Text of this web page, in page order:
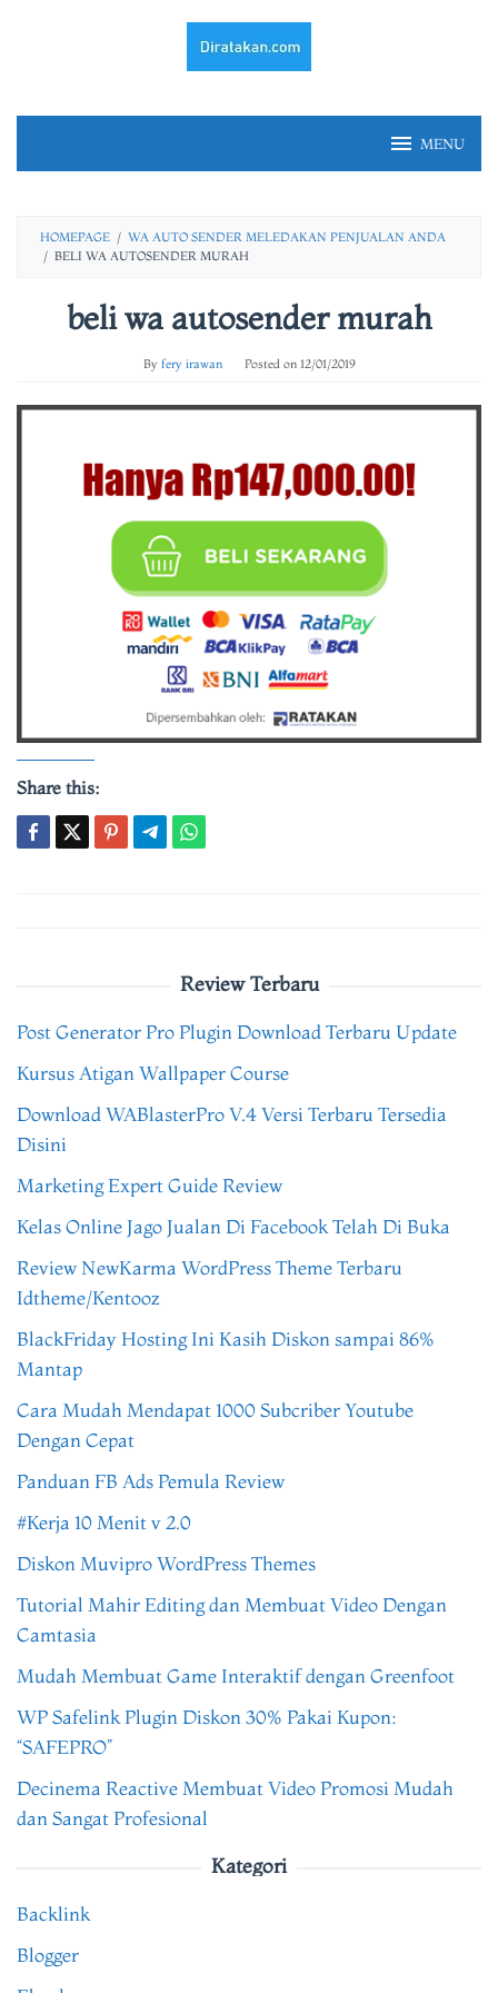
MENU
HOMEPAGE / WA AUTO SENDER MELEDAKAN PENJUALAN ANDA
/ BELI WA AUTOSENDER MURAH
beli wa autosender murah
By fery irawan Posted on 12/01/2019
Share this:
Review Terbaru
Post Generator Pro Plugin Download Terbaru Update
Kursus Atigan Wallpaper Course
Download WABlasterPro V.4 Versi Terbaru Tersedia
Disini
Marketing Expert Guide Review
Kelas Online Jago Jualan Di Facebook Telah Di Buka
Review NewKarma WordPress Theme Terbaru
Idtheme/Kentooz
BlackFriday Hosting Ini Kasih Diskon sampai 86%
Mantap
Cara Mudah Mendapat 1000 Subcriber Youtube
Dengan Cepat
Panduan FB Ads Pemula Review
#Kerja 10 Menit v 2.0
Diskon Muvipro WordPress Themes
Tutorial Mahir Editing dan Membuat Video Dengan
Camtasia
Mudah Membuat Game Interaktif dengan Greenfoot
WP Safelink Plugin Diskon 30% Pakai Kupon:
“SAFEPRO”
Decinema Reactive Membuat Video Promosi Mudah
dan Sangat Profesional
Kategori
Backlink
Blogger